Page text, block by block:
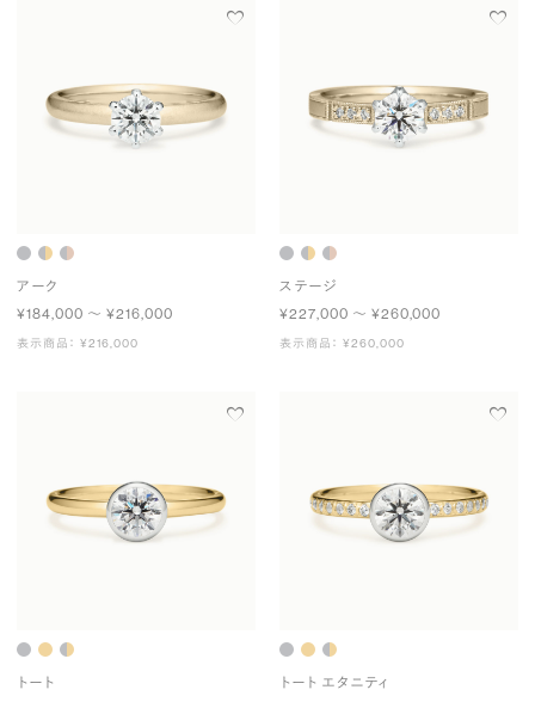
アーク
¥184,000 〜 ¥216,000
表示商品： ¥216,000
ステージ
¥227,000 〜 ¥260,000
表示商品： ¥260,000
トート
トート エタニティ